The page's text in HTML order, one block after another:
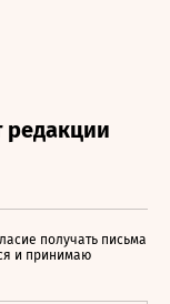
получать письма
и принимаю